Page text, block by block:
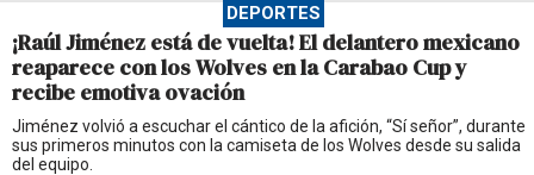
DEPORTES
¡Raúl Jiménez está de vuelta! El delantero mexicano
reaparece con los Wolves en la Carabao Cup y
recibe emotiva ovación
Jiménez volvió a escuchar el cántico de la afición, “Sí señor”, durante
sus primeros minutos con la camiseta de los Wolves desde su salida
del equipo.